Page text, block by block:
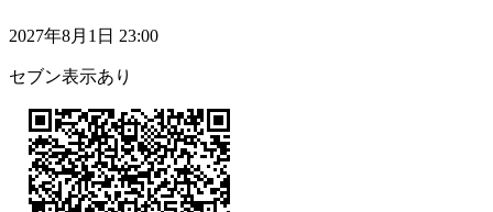
2027年8月1日 23:00
セブン表示あり